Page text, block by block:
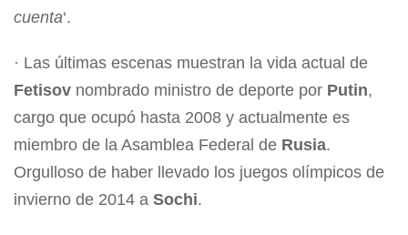
cuenta‘.
· Las últimas escenas muestran la vida actual de
Fetisov nombrado ministro de deporte por Putin,
cargo que ocupó hasta 2008 y actualmente es
miembro de la Asamblea Federal de Rusia.
Orgulloso de haber llevado los juegos olímpicos de
invierno de 2014 a Sochi.